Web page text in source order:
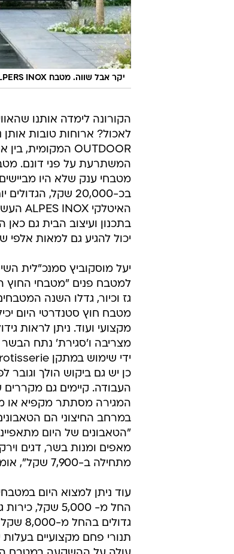
יקר אבל שווה. מטבח ALPERS INOX, באדיבות ניגא שף FOR HOME
הקורונה לימדה אותנו
לאכול? ארוחות טובות
מטבחי ענק שלא היו
בתכנון ועיצוב הבית גם
יכול להגיע גם למאות אלפי
מטבח חוץ סטנדרטי היום
מקצועי ועוד. ניתן לראות
מצריבה ו'סגירת' נתח הבשר
כן יש גם ביקוש הולך
העבודה. קיימים גם
במרחב החיצוני הם
"הטאבונים של היום
מתחילה ב-7,900 שקל", אומרת מוסקוביץ.
עוד ניתן למצוא היום
החל מ- 5,000